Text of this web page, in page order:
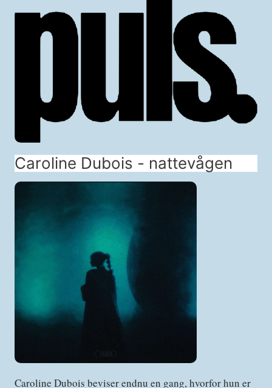
Caroline Dubois - nattevågen
Caroline Dubois beviser endnu en gang, hvorfor hun er